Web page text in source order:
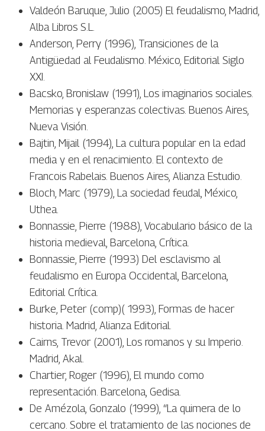
Valdeón Baruque, Julio (2005) El feudalismo, Madrid,
Alba Libros S.L.
Anderson, Perry (1996), Transiciones de la
Antigüedad al Feudalismo. México, Editorial Siglo
XXI.
Bacsko, Bronislaw (1991), Los imaginarios sociales.
Memorias y esperanzas colectivas. Buenos Aires,
Nueva Visión.
Bajtin, Mijail (1994), La cultura popular en la edad
media y en el renacimiento. El contexto de
Francois Rabelais. Buenos Aires, Alianza Estudio.
Bloch, Marc (1979), La sociedad feudal, México,
Uthea.
Bonnassie, Pierre (1988), Vocabulario básico de la
historia medieval, Barcelona, Crítica.
Bonnassie, Pierre (1993) Del esclavismo al
feudalismo en Europa Occidental, Barcelona,
Editorial Crítica.
Burke, Peter (comp)( 1993), Formas de hacer
historia. Madrid, Alianza Editorial.
Cairns, Trevor (2001), Los romanos y su Imperio.
Madrid, Akal.
Chartier, Roger (1996), El mundo como
representación. Barcelona, Gedisa.
De Amézola, Gonzalo (1999), “La quimera de lo
cercano. Sobre el tratamiento de las nociones de